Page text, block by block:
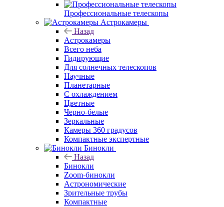
Профессиональные телескопы
Астрокамеры
Назад
Астрокамеры
Всего неба
Гидирующие
Для солнечных телескопов
Научные
Планетарные
С охлаждением
Цветные
Черно-белые
Зеркальные
Камеры 360 градусов
Компактные экспертные
Бинокли
Назад
Бинокли
Zoom-бинокли
Астрономические
Зрительные трубы
Компактные